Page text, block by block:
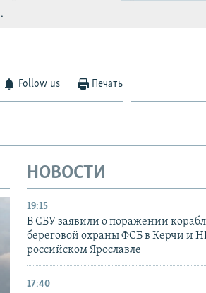
.
Follow us Печать
НОВОСТИ
19:15
В СБУ заявили о поражении
береговой охраны ФСБ в Керчи и
российском Ярославле
17:40